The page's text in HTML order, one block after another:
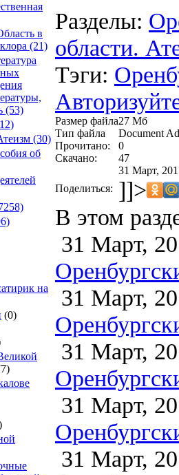
в
(21)
(53)
(30)
об
на
(0)
Разделы:
области.
Тэги:
Размер файла27 Мб
Тип файла
Document
Прочитано:
0
Скачано:
47
31 Март,
Поделиться: ]]>
В этом
31 Март,
31 Март,
31 Март,
31 Март,
31 Март,